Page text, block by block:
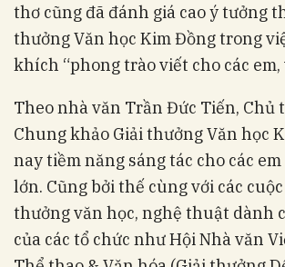
thơ cũng đã đánh giá cao ý tưởng
thưởng Văn học Kim Đồng trong
khích “phong trào viết cho các em,
Theo nhà văn Trần Đức Tiến, Chủ
Chung khảo Giải thưởng Văn học
nay tiềm năng sáng tác cho các
lớn. Cũng bởi thế cùng với các
thưởng văn học, nghệ thuật dành
của các tổ chức như Hội Nhà văn